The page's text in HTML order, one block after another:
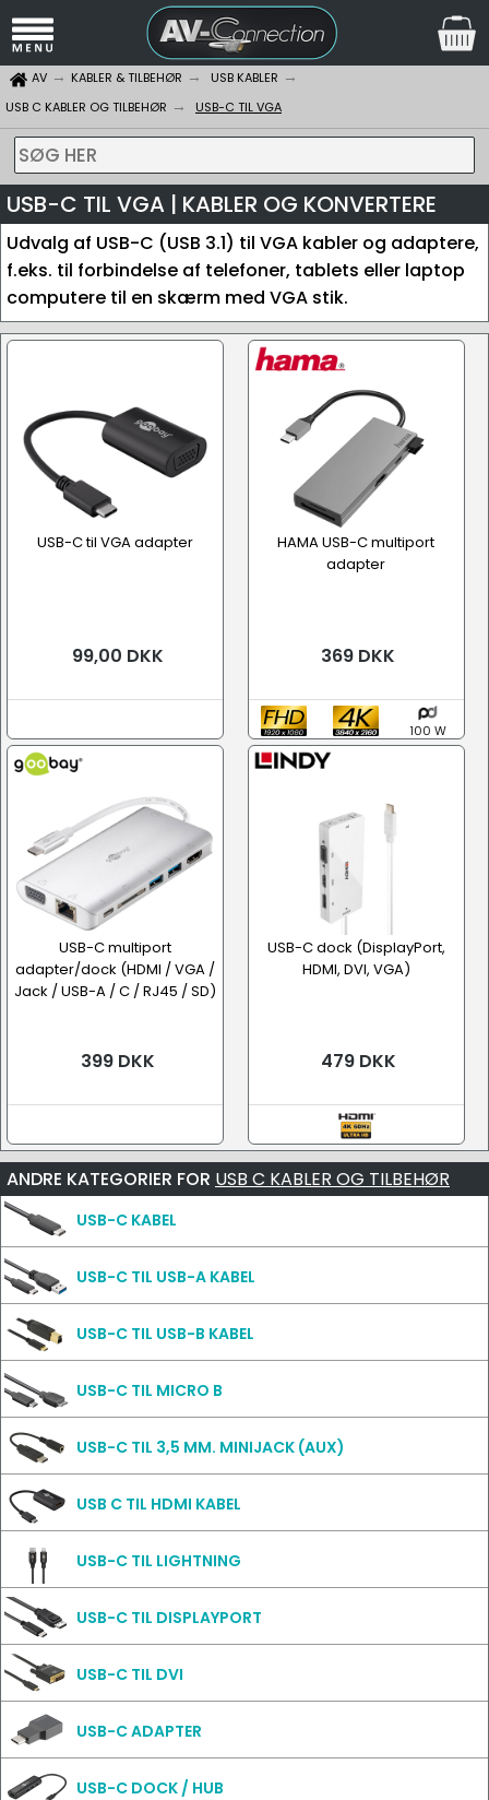
AV KABLER & TILBEHØR
USB KABLER
USB C KABLER OG TILBEHØR
USB-C TIL VGA
SØG HER
USB-C TIL VGA | KABLER OG KONVERTERE
Udvalg af USB-C (USB 3.1) til VGA kabler og adaptere,
f.eks. til forbindelse af telefoner, tablets eller laptop
computere til en skærm med VGA stik.
USB-C til VGA adapter
99,00 DKK
HAMA USB-C multiport
adapter
369 DKK
100 W
USB-C multiport
adapter/dock (HDMI / VGA /
Jack / USB-A / C / RJ45 / SD)
399 DKK
USB-C dock (DisplayPort,
HDMI, DVI, VGA)
479 DKK
ANDRE KATEGORIER FOR USB C KABLER OG TILBEHØR
USB-C KABEL
USB-C TIL USB-A KABEL
USB-C TIL USB-B KABEL
USB-C TIL MICRO B
USB-C TIL 3,5 MM. MINIJACK (AUX)
USB C TIL HDMI KABEL
USB-C TIL LIGHTNING
USB-C TIL DISPLAYPORT
USB-C TIL DVI
USB-C ADAPTER
USB-C DOCK / HUB